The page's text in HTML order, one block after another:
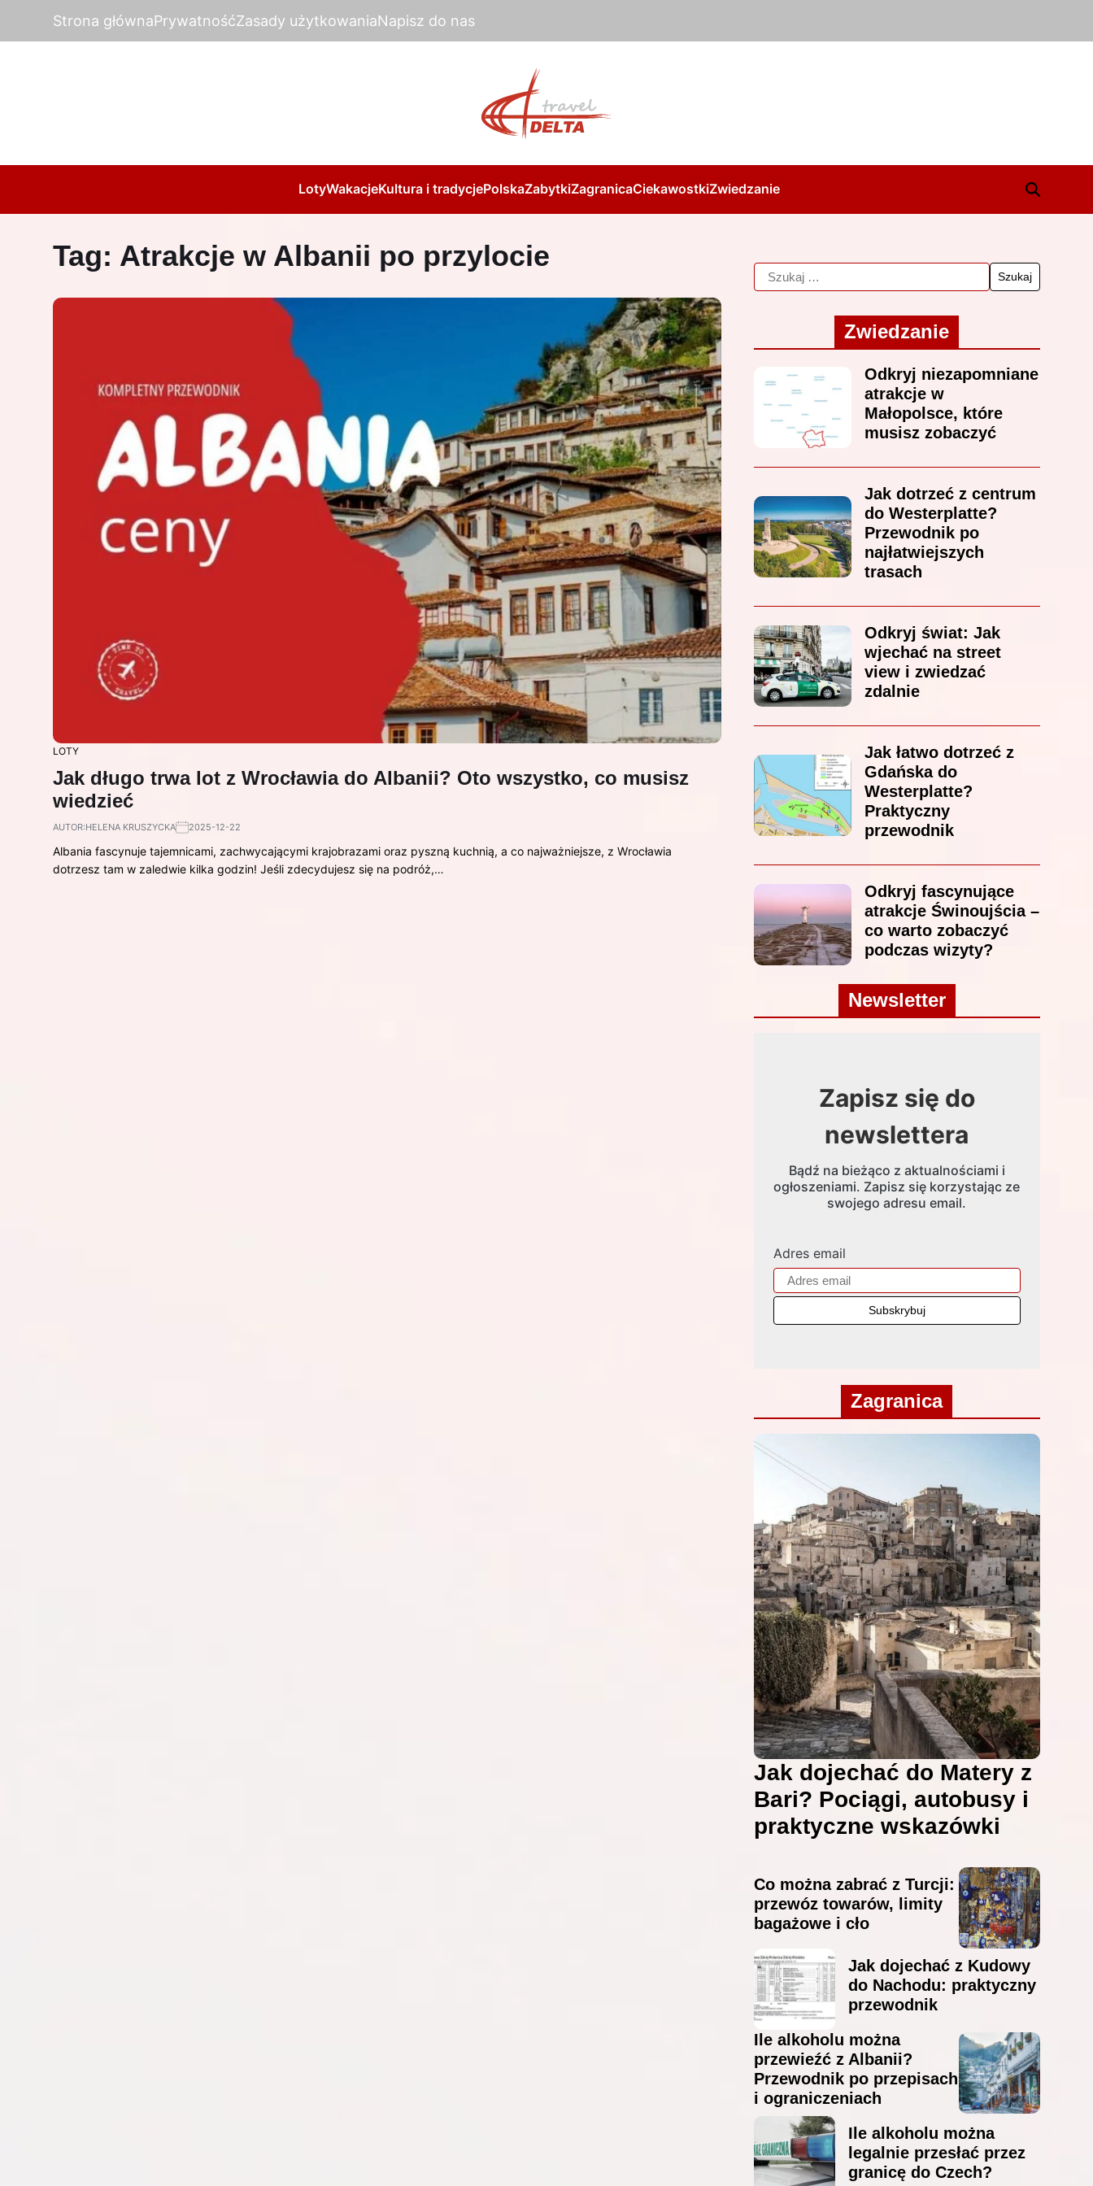
Strona głównaPrywatnośćZasady użytkowaniaNapisz do nas
LotyWakacjeKultura i tradycjePolskaZabytkiZagranicaCiekawostkiZwiedzanie
Tag: Atrakcje w Albanii po przylocie
LOTY
Jak długo trwa lot z Wrocławia do Albanii? Oto wszystko, co musisz
wiedzieć
AUTOR:HELENA KRUSZYCKA 2025-12-22
Albania fascynuje tajemnicami, zachwycającymi krajobrazami oraz pyszną kuchnią, a co najważniejsze, z Wrocławia
dotrzesz tam w zaledwie kilka godzin! Jeśli zdecydujesz się na podróż,…
Zwiedzanie
Odkryj niezapomniane
atrakcje w
Małopolsce, które
musisz zobaczyć
Jak dotrzeć z centrum
do Westerplatte?
Przewodnik po
najłatwiejszych
trasach
Odkryj świat: Jak
wjechać na street
view i zwiedzać
zdalnie
Jak łatwo dotrzeć z
Gdańska do
Westerplatte?
Praktyczny
przewodnik
Odkryj fascynujące
atrakcje Świnoujścia –
co warto zobaczyć
podczas wizyty?
Newsletter
Zapisz się do
newslettera
Bądź na bieżąco z aktualnościami i
ogłoszeniami. Zapisz się korzystając ze
swojego adresu email.
Adres email
Zagranica
Jak dojechać do Matery z
Bari? Pociągi, autobusy i
praktyczne wskazówki
Co można zabrać z Turcji:
przewóz towarów, limity
bagażowe i cło
Jak dojechać z Kudowy
do Nachodu: praktyczny
przewodnik
Ile alkoholu można
przewieźć z Albanii?
Przewodnik po przepisach
i ograniczeniach
Ile alkoholu można
legalnie przesłać przez
granicę do Czech?